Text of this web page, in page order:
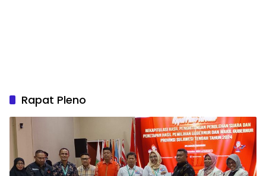
Rapat Pleno